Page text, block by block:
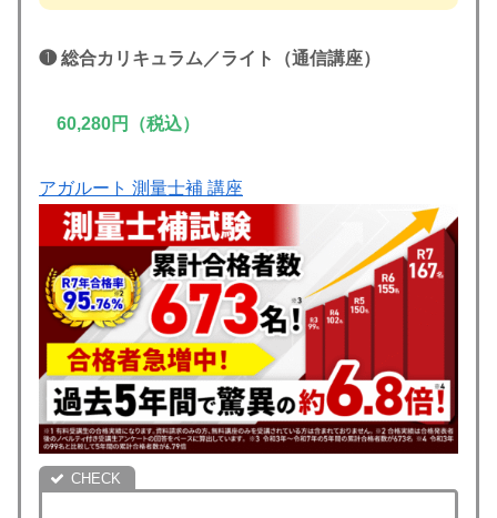
❶総合カリキュラム／ライト （通信講座）
60,280円（税込）
アガルート 測量士補 講座